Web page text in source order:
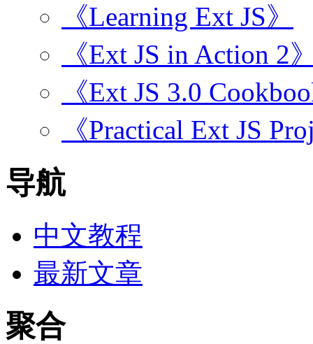
《Learning Ext JS》
《Ext JS in Action 2
《Ext JS 3.0
《Practical Ext JS
导航
中文教程
最新文章
聚合